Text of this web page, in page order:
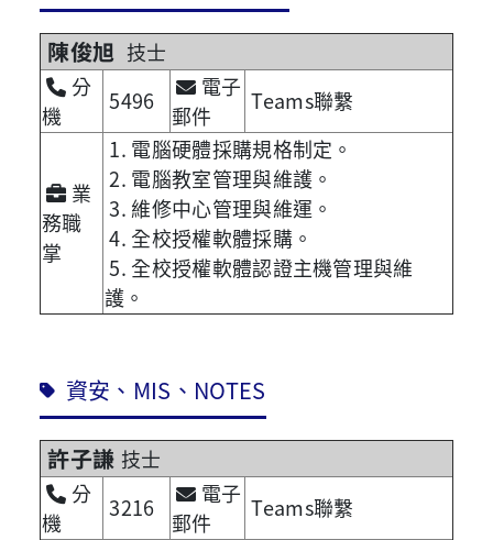
陳俊旭 技士
分
機
5496
電子
郵件
Teams聯繫
業
務職
掌
1. 電腦硬體採購規格制定。
2. 電腦教室管理與維護。
3. 維修中心管理與維運。
4. 全校授權軟體採購。
5. 全校授權軟體認證主機管理與維
護。
資安、MIS、NOTES
許子謙 技士
分
機
3216
電子
郵件
Teams聯繫